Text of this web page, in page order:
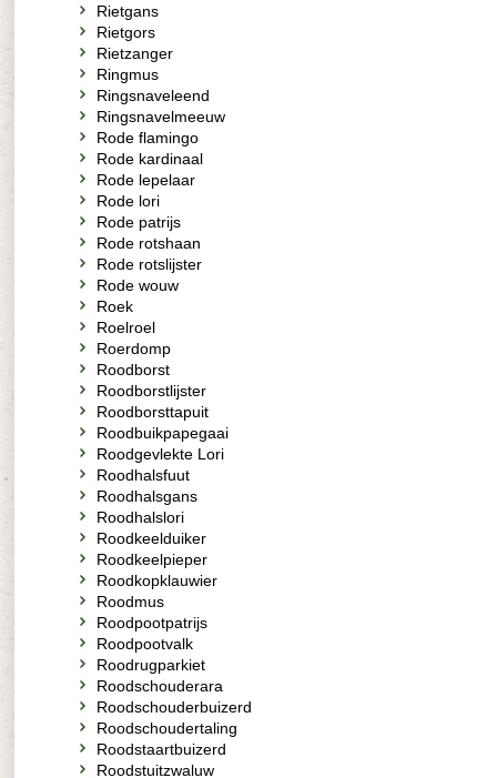
Rietgans
Rietgors
Rietzanger
Ringmus
Ringsnaveleend
Ringsnavelmeeuw
Rode flamingo
Rode kardinaal
Rode lepelaar
Rode lori
Rode patrijs
Rode rotshaan
Rode rotslijster
Rode wouw
Roek
Roelroel
Roerdomp
Roodborst
Roodborstlijster
Roodborsttapuit
Roodbuikpapegaai
Roodgevlekte Lori
Roodhalsfuut
Roodhalsgans
Roodhalslori
Roodkeelduiker
Roodkeelpieper
Roodkopklauwier
Roodmus
Roodpootpatrijs
Roodpootvalk
Roodrugparkiet
Roodschouderara
Roodschouderbuizerd
Roodschoudertaling
Roodstaartbuizerd
Roodstuitzwaluw